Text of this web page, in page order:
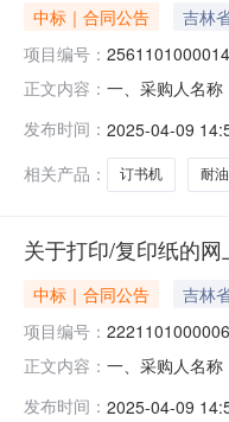
中标｜合同公告 吉林
项目编号：
正文内容： 一、采购人名
50页晨光/
发布时间： 2025-04-09
相关产品：
订书机 耐
关于打印/复印纸的
中标｜合同公告 吉林
项目编号：
正文内容： 一、采购人名
型号单位数量
发布时间： 2025-04-09